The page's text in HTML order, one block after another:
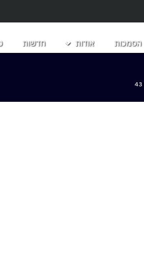
הסמכות אודות חדשות